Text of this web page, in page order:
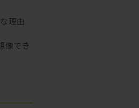
理由
像でき